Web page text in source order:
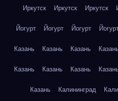
Иркутск Иркутск Иркутск
Йогурт Йогурт Йогурт
Казань Казань Казань
Казань Казань Казань
Казань Калининград